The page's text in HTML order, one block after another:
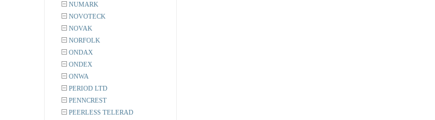
NUMARK
NOVOTECK
NOVAK
NORFOLK
ONDAX
ONDEX
ONWA
PERIOD LTD
PENNCREST
PEERLESS TELERAD